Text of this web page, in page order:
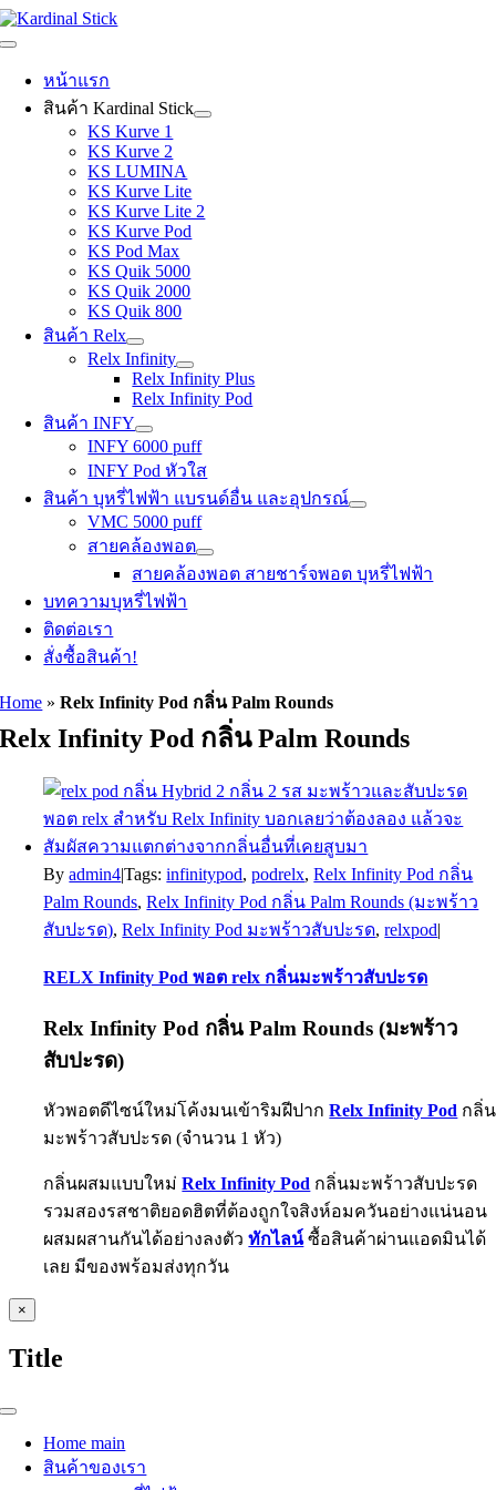
Skip
to
Toggle
Navigation
หน้าแรก
สินค้า Kardinal Stick
KS Kurve 1
KS Kurve 2
KS LUMINA
KS Kurve Lite
KS Kurve Lite 2
KS Kurve Pod
KS Pod Max
KS Quik 5000
KS Quik 2000
KS Quik 800
สินค้า Relx
Relx Infinity
Relx Infinity Plus
Relx Infinity Pod
สินค้า INFY
INFY 6000 puff
INFY Pod หัวใส
สินค้า บุหรี่ไฟฟ้า แบรนด์อื่น และอุปกรณ์
VMC 5000 puff
สายคล้องพอต
สายคล้องพอต สายชาร์จพอต บุหรี่ไฟฟ้า
บทความบุหรี่ไฟฟ้า
ติดต่อเรา
สั่งซื้อสินค้า!
Home »Relx Infinity Pod กลิ่น Palm Rounds
Relx Infinity Pod กลิ่น Palm Rounds
Byadmin4|Tags:infinitypod,podrelx,Relx Infinity Pod กลิ่น
Palm Rounds,Relx Infinity Pod กลิ่น Palm Rounds (มะพร้าว
สับปะรด),Relx Infinity Pod มะพร้าวสับปะรด,relxpod|
RELX Infinity Pod พอต relx กลิ่นมะพร้าวสับปะรด
Relx Infinity Pod กลิ่น Palm Rounds (มะพร้าว
สับปะรด)
หัวพอตดีไซน์ใหม่โค้งมนเข้าริมฝีปากRelx Infinity Pod กลิ่น
มะพร้าวสับปะรด (จำนวน 1 หัว)
กลิ่นผสมแบบใหม่Relx Infinity Pod กลิ่นมะพร้าวสับปะรด
รวมสองรสชาติยอดฮิตที่ต้องถูกใจสิงห์อมควันอย่างแน่นอน
ผสมผสานกันได้อย่างลงตัวทักไลน์ซื้อสินค้าผ่านแอดมินได้
เลย มีของพร้อมส่งทุกวัน
Close
product
view
×
Title
Toggle
NavigationHome main
สินค้าของเรา